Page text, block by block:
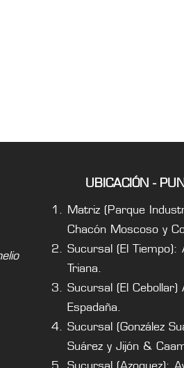
UBICACIÓN -
Matriz (Parque
Chacón Moscoso y
Sucursal (El Tiempo):
Triana.
Sucursal (El
Espadaña.
Sucursal (González
Suárez y Jijón &